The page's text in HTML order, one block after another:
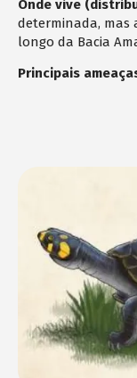
Onde vive
determinada, mas
longo da Bacia
Principais